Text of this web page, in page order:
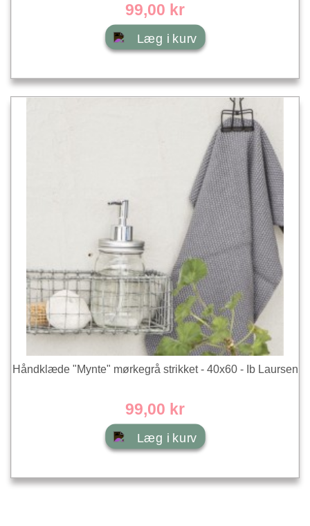
99,00 kr
Læg i kurv
Håndklæde "Mynte" mørkegrå strikket - 40x60 - Ib Laursen
99,00 kr
Læg i kurv